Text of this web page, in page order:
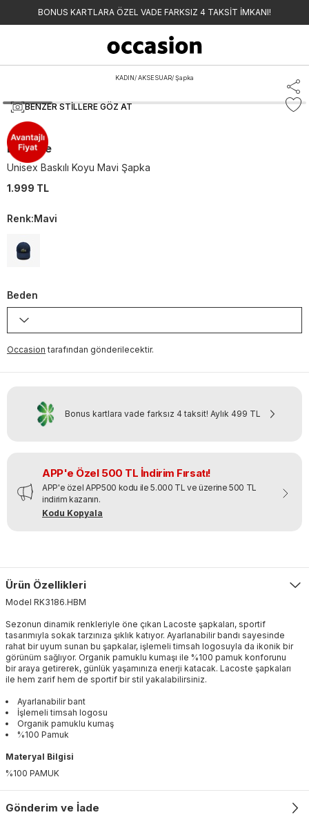
BONUS KARTLARA ÖZEL VADE FARKSIZ 4 TAKSİT İMKANI!
KADIN/AKSESUAR/Şapka
BENZER STILLERE GÖZ AT
Lacoste
Unisex Baskılı Koyu Mavi Şapka
1.999 TL
Renk:Mavi
Beden
Occasion tarafından gönderilecektir.
Bonus kartlara vade farksız 4 taksit! Aylık 499 TL
APP'e Özel 500 TL İndirim Fırsatı!
APP'e özel APP500 kodu ile 5.000 TL ve üzerine 500 TL
indirim kazanın.
Kodu Kopyala
Ürün Özellikleri
Model RK3186.HBM
Sezonun dinamik renkleriyle öne çıkan Lacoste şapkaları, sportif
tasarımıyla sokak tarzınıza şıklık katıyor. Ayarlanabilir bandı sayesinde
rahat bir uyum sunan bu şapkalar, işlemeli timsah logosuyla da ikonik bir
görünüm sağlıyor. Organik pamuklu kumaşı ile %100 pamuk konforunu
bir araya getirerek, günlük yaşamınıza enerji katacak. Lacoste şapkaları
ile hem zarif hem de sportif bir stil yakalabilirsiniz.
Ayarlanabilir bant
İşlemeli timsah logosu
Organik pamuklu kumaş
%100 Pamuk
Materyal Bilgisi
%100 PAMUK
Gönderim ve İade